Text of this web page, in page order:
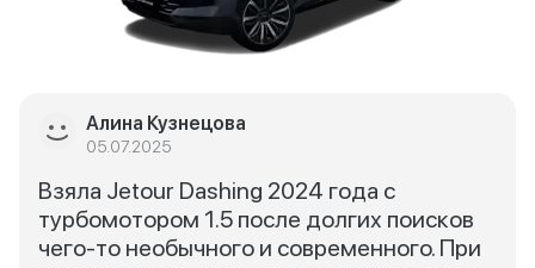
Алина Кузнецова
05.07.2025
Взяла Jetour Dashing 2024 года с
турбомотором 1.5 после долгих поисков
чего-то необычного и современного. При